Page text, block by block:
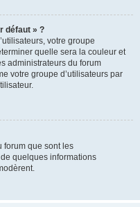
défaut » ?
votre groupe
quelle sera la couleur et
administrateurs du forum
votre groupe d’utilisateurs par
forum que sont les
quelques informations